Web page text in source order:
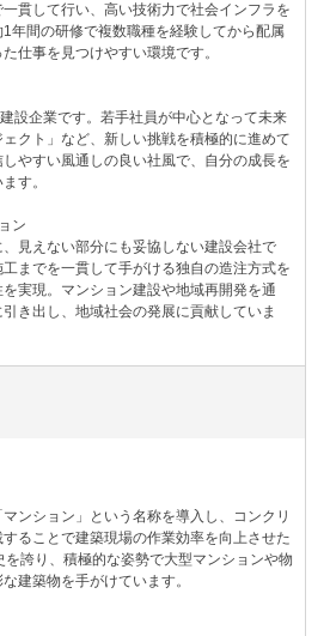
貫して行い、高い技術力で社会インフラを
年間の研修で複数職種を経験してから配属
仕事を見つけやすい環境です。
設企業です。若手社員が中心となって未来
クト」など、新しい挑戦を積極的に進めて
やすい風通しの良い社風で、自分の成長を
す。
ン
、見えない部分にも妥協しない建設会社で
までを一貫して手がける独自の造注方式を
実現。マンション建設や地域再開発を通
き出し、地域社会の発展に貢献していま
ンション」という名称を導入し、コンクリ
ることで建築現場の作業効率を向上させた
誇り、積極的な姿勢で大型マンションや物
建築物を手がけています。